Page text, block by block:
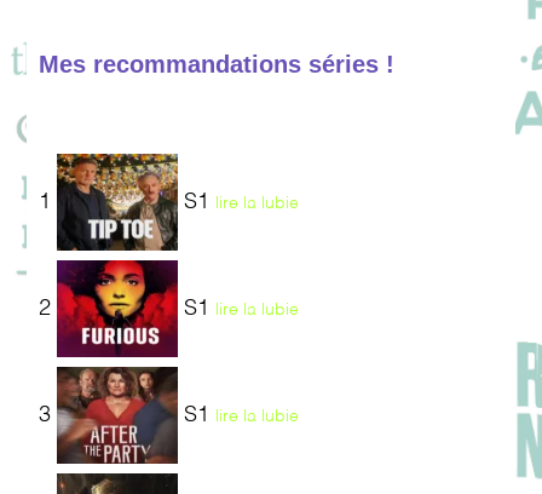
Mes recommandations séries !
1 S1 lire la lubie
2 S1 lire la lubie
3 S1 lire la lubie